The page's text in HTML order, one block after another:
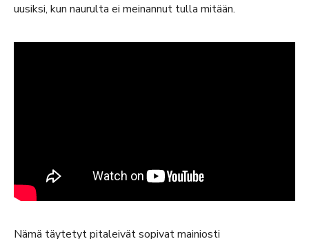
uusiksi, kun naurulta ei meinannut tulla mitään.
Nämä täytetyt pitaleivät sopivat mainiosti